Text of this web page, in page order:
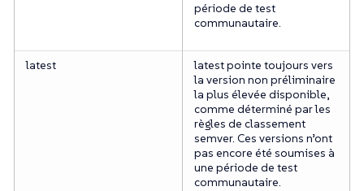
période de test
communautaire.
latest
latest pointe toujours vers
la version non préliminaire
la plus élevée disponible,
comme déterminé par les
règles de classement
semver. Ces versions n’ont
pas encore été soumises à
une période de test
communautaire.